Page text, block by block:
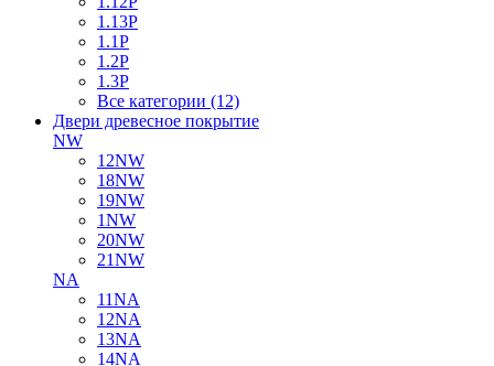
1.13P
1.1P
1.2P
1.3P
Все категории (12)
Двери древесное покрытие
NW
12NW
18NW
19NW
1NW
20NW
21NW
NA
11NA
12NA
13NA
14NA